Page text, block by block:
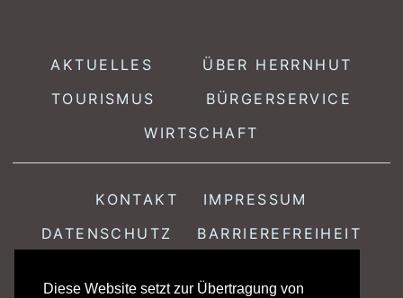
Diese Website setzt zur Übertragung von
AKTUELLES
ÜBER HERRNHUT
TOURISMUS
BÜRGERSERVICE
WIRTSCHAFT
KONTAKT
IMPRESSUM
DATENSCHUTZ
BARRIEREFREIHEIT